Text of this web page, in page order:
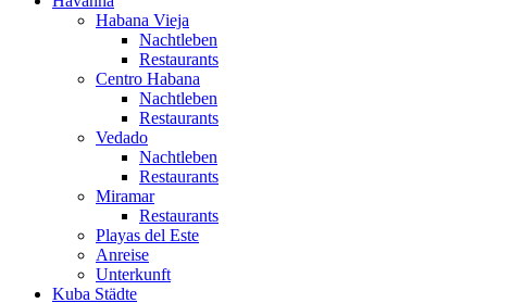
Habana Vieja
Nachtleben
Restaurants
Centro Habana
Nachtleben
Restaurants
Vedado
Nachtleben
Restaurants
Miramar
Restaurants
Playas del Este
Anreise
Unterkunft
Kuba Städte